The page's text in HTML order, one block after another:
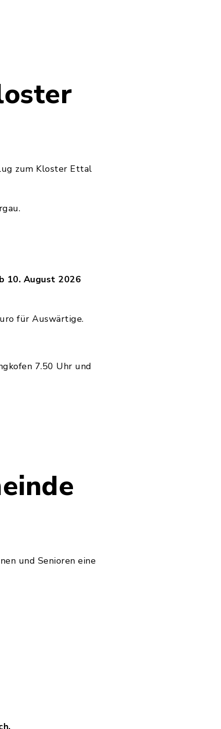
zum Kloster Ettal
10. August 2026
für Auswärtige.
7.50 Uhr und
und Senioren eine